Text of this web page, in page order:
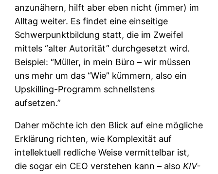
anzunähern, hilft aber eben nicht (immer) im
Alltag weiter. Es findet eine einseitige
Schwerpunktbildung statt, die im Zweifel
mittels “alter Autorität” durchgesetzt wird.
Beispiel: “Müller, in mein Büro – wir müssen
uns mehr um das “Wie” kümmern, also ein
Upskilling-Programm schnellstens
aufsetzen.”
Daher möchte ich den Blick auf eine mögliche
Erklärung richten, wie Komplexität auf
intellektuell redliche Weise vermittelbar ist,
die sogar ein CEO verstehen kann – alsoKIV-